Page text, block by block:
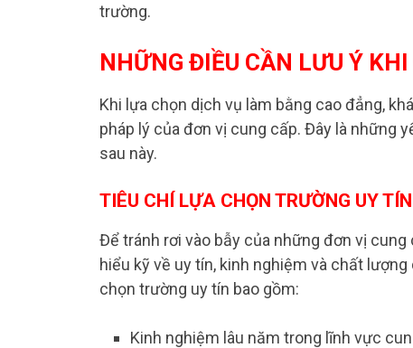
trường.
NHỮNG ĐIỀU CẦN LƯU Ý
Khi lựa chọn dịch vụ làm bằng cao đẳng,
pháp lý của đơn vị cung cấp. Đây là những
sau này.
TIÊU CHÍ LỰA CHỌN TRƯỜNG UY TÍN
Để tránh rơi vào bẫy của những đơn vị
hiểu kỹ về uy tín, kinh nghiệm và chất
chọn trường uy tín bao gồm:
Kinh nghiệm lâu năm trong lĩnh vực